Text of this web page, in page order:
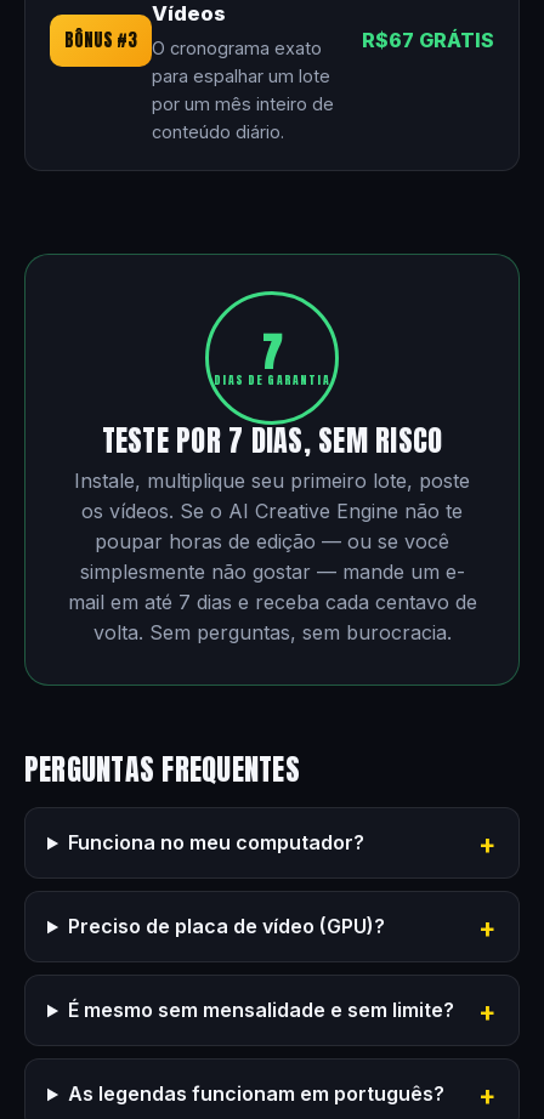
BÔNUS #3
Vídeos
O cronograma exato
para espalhar um lote
por um mês inteiro de
conteúdo diário.
R$67 GRÁTIS
7
DIAS DE GARANTIA
TESTE POR 7 DIAS, SEM RISCO
Instale, multiplique seu primeiro lote, poste
os vídeos. Se o AI Creative Engine não te
poupar horas de edição — ou se você
simplesmente não gostar — mande um e-
mail em até 7 dias e receba cada centavo de
volta. Sem perguntas, sem burocracia.
PERGUNTAS FREQUENTES
Funciona no meu computador?
Preciso de placa de vídeo (GPU)?
É mesmo sem mensalidade e sem limite?
As legendas funcionam em português?